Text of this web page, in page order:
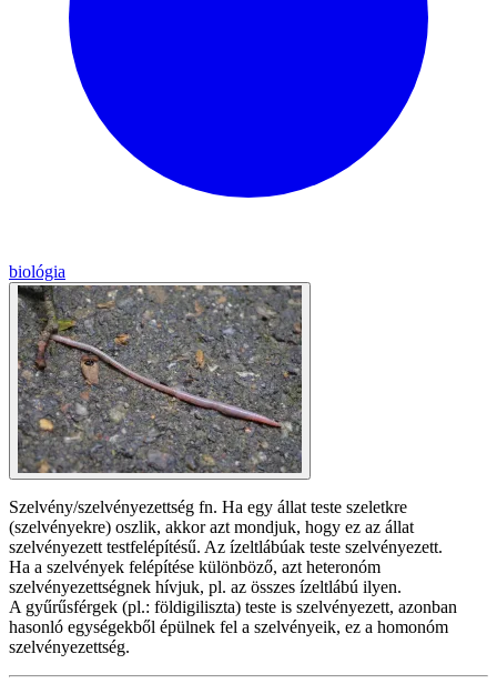
biológia
Szelvény/szelvényezettség fn. Ha egy állat teste szeletkre
(szelvényekre) oszlik, akkor azt mondjuk, hogy ez az állat
szelvényezett testfelépítésű. Az ízeltlábúak teste szelvényezett.
Ha a szelvények felépítése különböző, azt heteronóm
szelvényezettségnek hívjuk, pl. az összes ízeltlábú ilyen.
A gyűrűsférgek (pl.: földigiliszta) teste is szelvényezett, azonban
hasonló egységekből épülnek fel a szelvényeik, ez a homonóm
szelvényezettség.